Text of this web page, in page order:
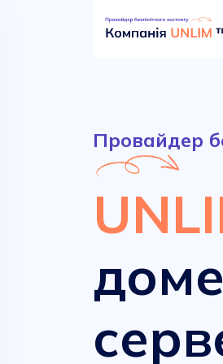
Провайдер
Сучасні домени
161.00 грн.